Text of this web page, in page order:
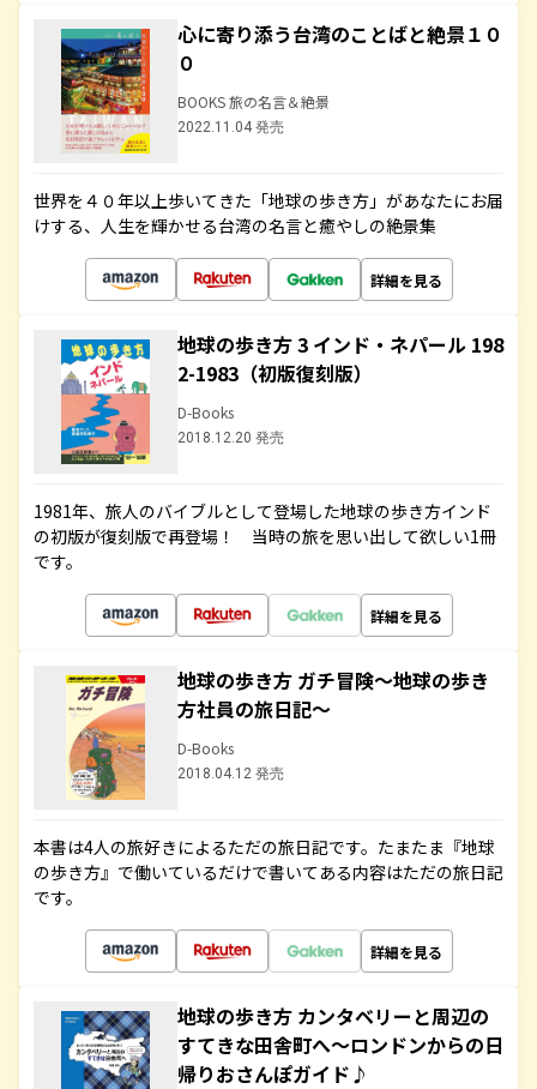
心に寄り添う台湾のことばと絶景１０
０
BOOKS 旅の名言＆絶景
2022.11.04 発売
世界を４０年以上歩いてきた「地球の歩き方」があなたにお届
けする、人生を輝かせる台湾の名言と癒やしの絶景集
詳細を見る
地球の歩き方 3 インド・ネパール 198
2-1983（初版復刻版）
D-Books
2018.12.20 発売
1981年、旅人のバイブルとして登場した地球の歩き方インド
の初版が復刻版で再登場！ 当時の旅を思い出して欲しい1冊
です。
詳細を見る
地球の歩き方 ガチ冒険～地球の歩き
方社員の旅日記～
D-Books
2018.04.12 発売
本書は4人の旅好きによるただの旅日記です。たまたま『地球
の歩き方』で働いているだけで書いてある内容はただの旅日記
です。
詳細を見る
地球の歩き方 カンタベリーと周辺の
すてきな田舎町へ～ロンドンからの日
帰りおさんぽガイド♪